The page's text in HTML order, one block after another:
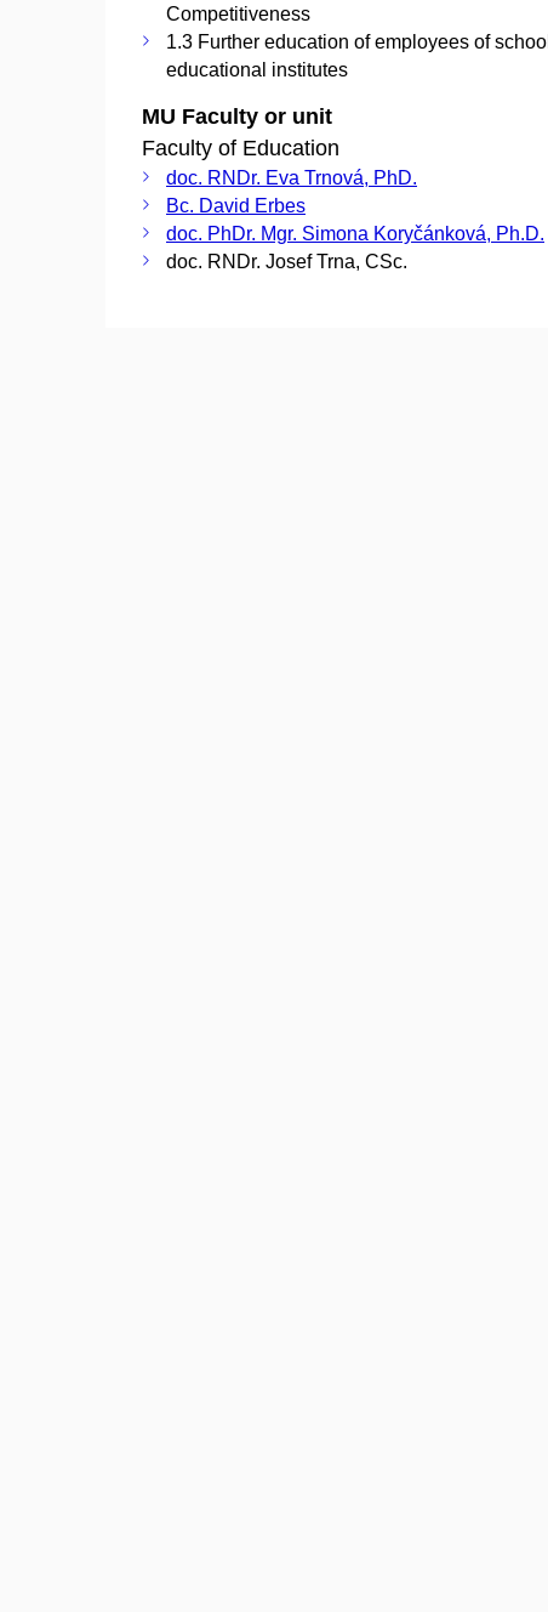
Competitiveness
1.3 Further education of employees of
educational institutes
MU Faculty or unit
Faculty of Education
doc. RNDr. Eva Trnová, PhD.
Bc. David Erbes
doc. PhDr. Mgr. Simona Koryčánková, Ph.D.
doc. RNDr. Josef Trna, CSc.